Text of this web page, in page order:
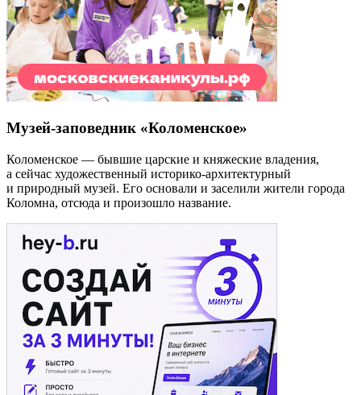
Музей-заповедник «Коломенское»
Коломенское — бывшие царские и княжеские владения,
а сейчас художественный историко-архитектурный
и природный музей. Его основали и заселили жители города
Коломна, отсюда и произошло название.